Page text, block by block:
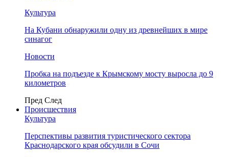
Культура
На Кубани обнаружили одну из древнейших в мире
синагог
Новости
Пробка на подъезде к Крымскому мосту выросла до 9
километров
Пред След
Происшествия
Культура
Перспективы развития туристического сектора
Краснодарского края обсудили в Сочи